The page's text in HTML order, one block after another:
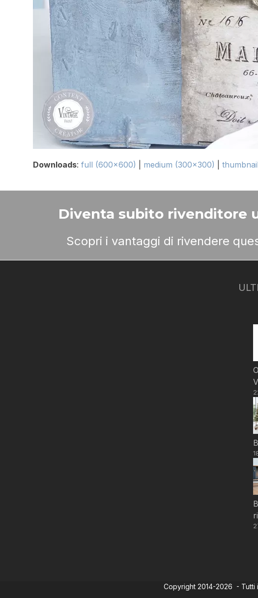
Downloads:full (600x600) medium (300x300) |
Diventa subito rivenditore
Scopri i vantaggi di rivendere
Copyright 2014-2026 - Tutti